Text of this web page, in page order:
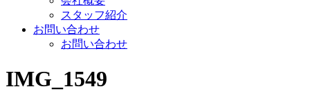
スタッフ紹介
お問い合わせ
お問い合わせ
IMG_1549